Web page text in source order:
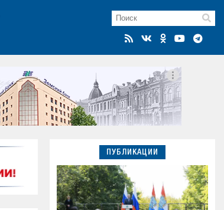
ПУБЛИКАЦИИ